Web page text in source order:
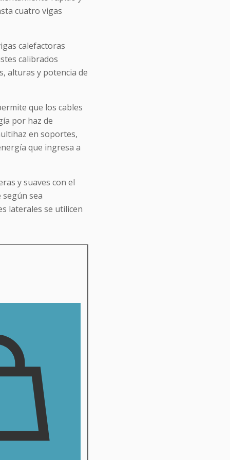
cuatro vigas
calefactoras
calibrados
alturas y potencia de
que los cables
por haz de
en soportes,
que ingresa a
y suaves con el
sea
laterales se utilicen